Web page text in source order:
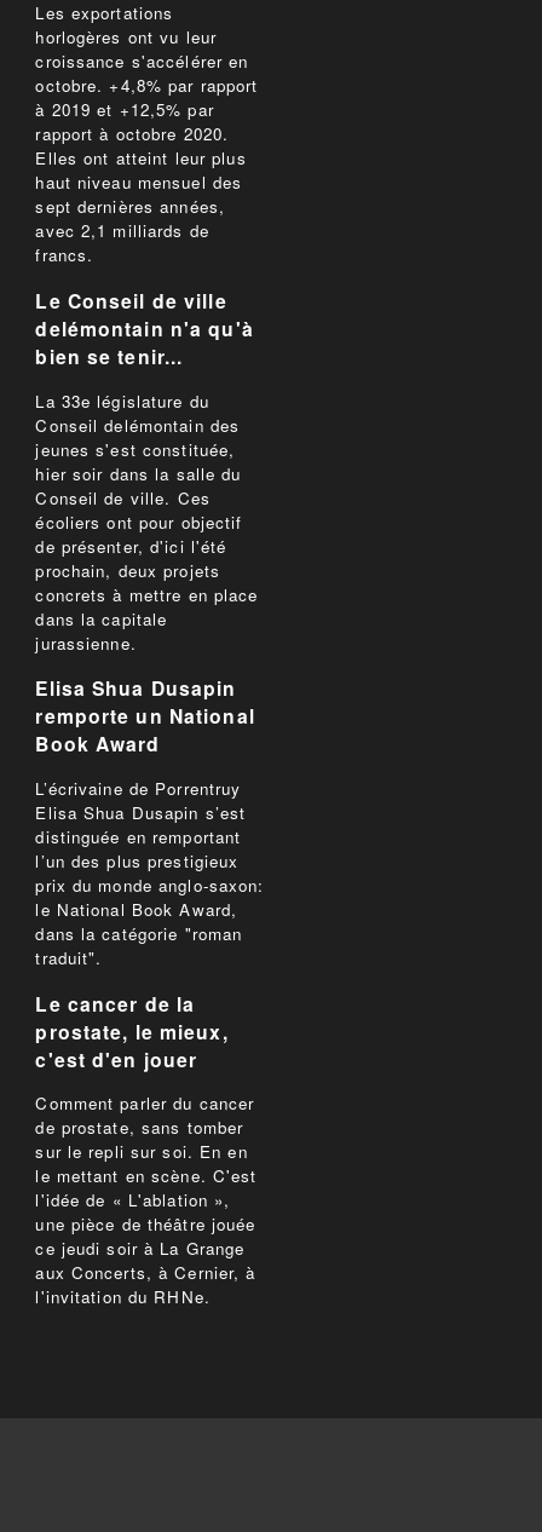
Les exportations
horlogères ont vu leur
croissance s'accélérer en
octobre. +4,8% par rapport
à 2019 et +12,5% par
rapport à octobre 2020.
Elles ont atteint leur plus
haut niveau mensuel des
sept dernières années,
avec 2,1 milliards de
francs.
Le Conseil de ville
delémontain n'a qu'à
bien se tenir...
La 33e législature du
Conseil delémontain des
jeunes s'est constituée,
hier soir dans la salle du
Conseil de ville. Ces
écoliers ont pour objectif
de présenter, d'ici l'été
prochain, deux projets
concrets à mettre en place
dans la capitale
jurassienne.
Elisa Shua Dusapin
remporte un National
Book Award
L’écrivaine de Porrentruy
Elisa Shua Dusapin s’est
distinguée en remportant
l’un des plus prestigieux
prix du monde anglo-saxon:
le National Book Award,
dans la catégorie "roman
traduit".
Le cancer de la
prostate, le mieux,
c'est d'en jouer
Comment parler du cancer
de prostate, sans tomber
sur le repli sur soi. En en
le mettant en scène. C'est
l'idée de « L'ablation »,
une pièce de théâtre jouée
ce jeudi soir à La Grange
aux Concerts, à Cernier, à
l'invitation du RHNe.